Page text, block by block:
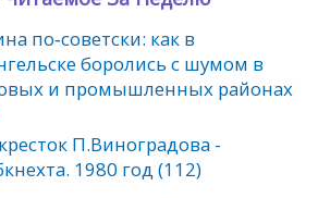
по‑советски: как в
боролись с шумом в
и промышленных районах
П.Виноградова -
1980 год (112)